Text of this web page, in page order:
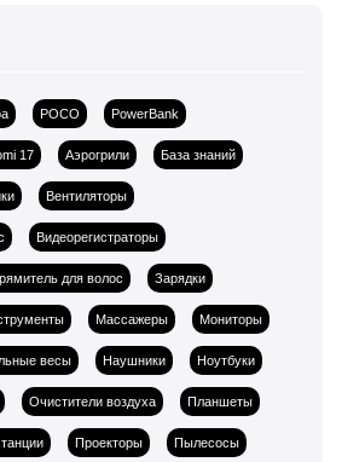
POCO PowerBank
17 Аэрогрили База знаний
Вентиляторы
Видеорегистраторы
для волос Зарядки
Массажеры Мониторы
весы Наушники Ноутбуки
Очистители воздуха Планшеты
Проекторы Пылесосы